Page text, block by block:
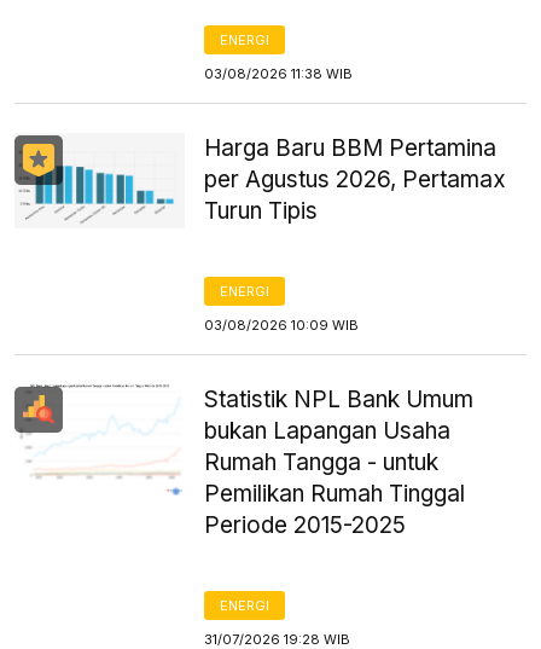
ENERGI
03/08/2026 11:38 WIB
Harga Baru BBM Pertamina
per Agustus 2026, Pertamax
Turun Tipis
ENERGI
03/08/2026 10:09 WIB
Statistik NPL Bank Umum
bukan Lapangan Usaha
Rumah Tangga - untuk
Pemilikan Rumah Tinggal
Periode 2015-2025
ENERGI
31/07/2026 19:28 WIB